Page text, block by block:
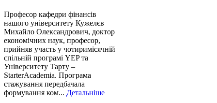
Професор кафедри фінансів
нашого університету Кужелєв
Михайло Олександрович, доктор
економічних наук, професор,
прийняв участь у чотиримісячній
спільній програмі YEP та
Університету Тарту –
StarterAcademia. Програма
стажування передбачала
формування ком... Детальніше